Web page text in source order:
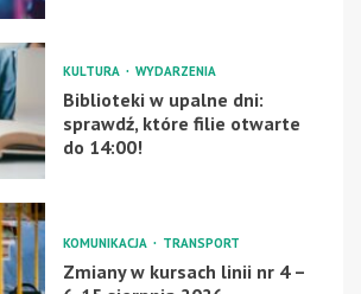
KULTURA WYDARZENIA
Biblioteki w upalne dni:
sprawdź, które filie otwarte
do 14:00!
KOMUNIKACJA TRANSPORT
Zmiany w kursach linii nr 4 –